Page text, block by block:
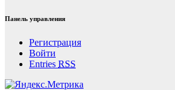
Панель управления
Регистрация
Войти
Entries RSS